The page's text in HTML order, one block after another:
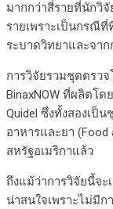
มากกว่าสี่รายที่นักวิ
รายเพราะเป็นกรณี
ระบาดวิทยาและจา
การวิจัยรวมชุดตรว
BinaxNOW ที่ผลิตโ
Quidel ซึ่งทั้งสองเป็
อาหารและยา (Food
สหรัฐอเมริกาแล้ว
ถึงแม้ว่าการวิจัยนี้จ
น่าสนใจเพราะไม่มีก